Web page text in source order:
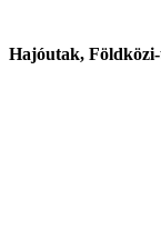
Hajóutak,